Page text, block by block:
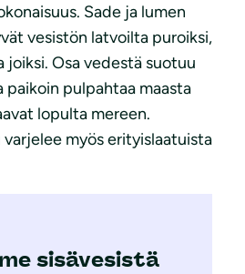
Sade ja lumen
vesistön latvoilta puroiksi,
joiksi. Osa vedestä suotuu
paikoin pulpahtaa maasta
lopulta mereen.
varjelee myös erityislaatuista
sisävesistä